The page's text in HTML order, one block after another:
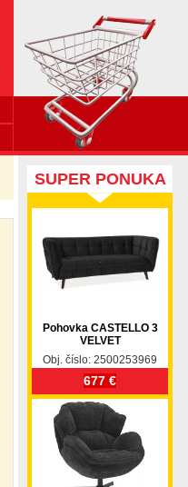
SUPER PONUKA
Pohovka CASTELLO 3
VELVET
Obj. číslo: 2500253969
677 €